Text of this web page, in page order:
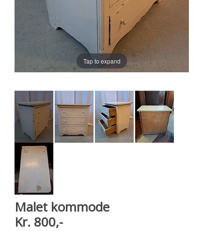
Tap to expand
Malet kommode
Kr. 800,-